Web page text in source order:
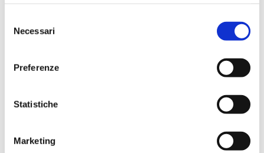
delNecessari
Preferenze
Statistiche
Marketing